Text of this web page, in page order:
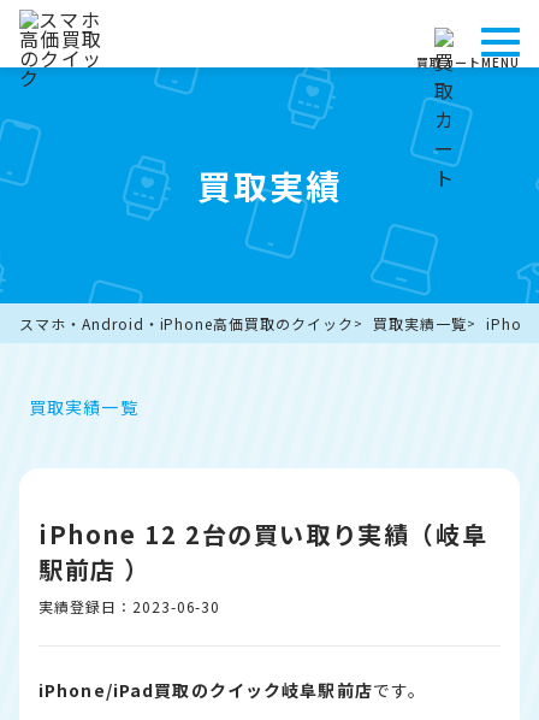
買取カートMENU
買取実績
スマホ・Android・iPhone高価買取のクイック 買取実績一覧
買取実績一覧
iPhone 12 2台の買い取り実績（岐阜
駅前店 ）
実績登録日：2023-06-30
iPhone/iPad買取のクイック岐阜駅前店です。